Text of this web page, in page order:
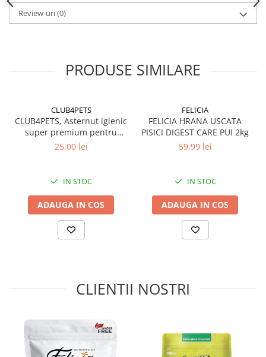
Review-uri(0)
PRODUSE SIMILARE
CLUB4PETS
CLUB4PETS, Asternut igienic
super premium pentru
pisici, Active Carbon, 5L
25,00 lei
IN STOC
ADAUGA IN COS
FELICIA
FELICIA HRANA USCATA
PISICI DIGEST CARE PUI 2kg
59,99 lei
IN STOC
ADAUGA IN COS
CLIENTII NOSTRI